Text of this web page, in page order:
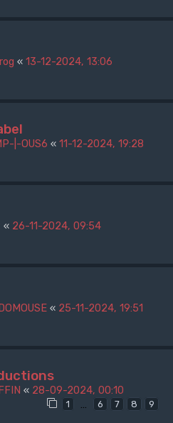
« 13-12-2024, 13:06
|-OUS6 « 11-12-2024, 19:28
« 26-11-2024, 09:54
« 25-11-2024, 19:51
« 28-09-2024, 00:10
1 … 6 7 8 9